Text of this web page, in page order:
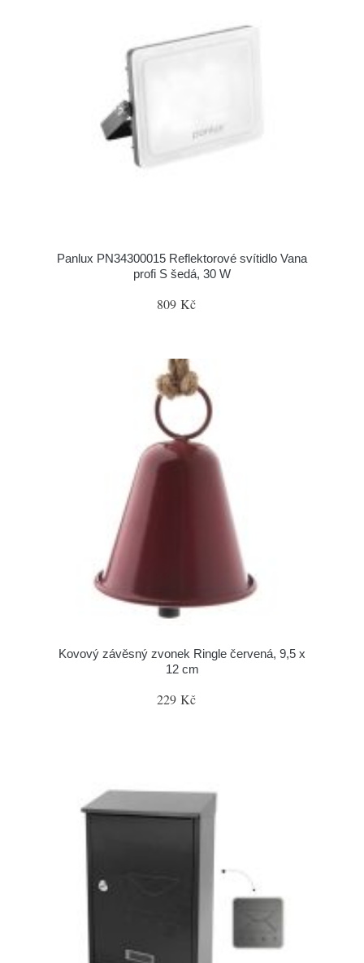
Panlux PN34300015 Reflektorové svítidlo Vana
profi S šedá, 30 W
809 Kč
Kovový závěsný zvonek Ringle červená, 9,5 x
12 cm
229 Kč